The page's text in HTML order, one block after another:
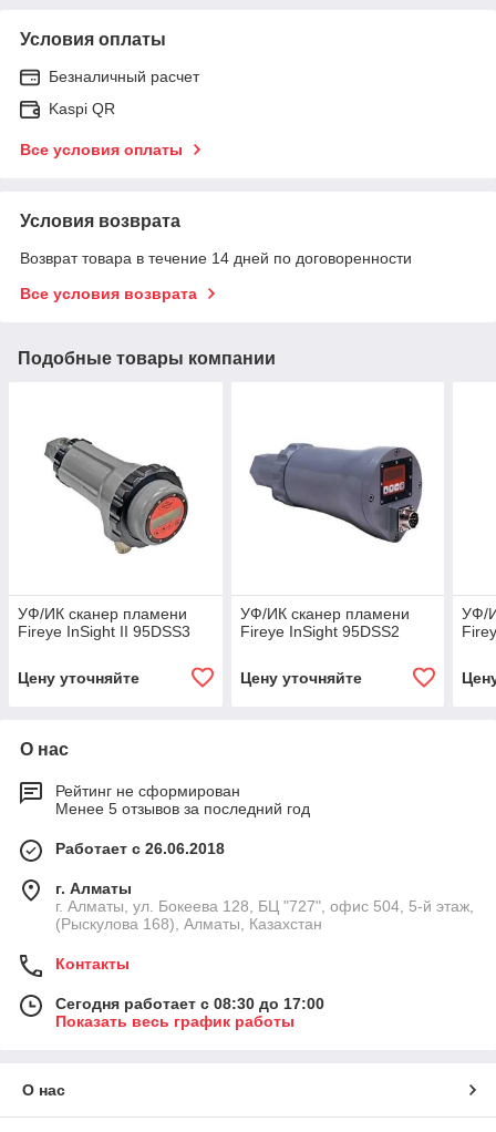
Условия оплаты
Безналичный расчет
Kaspi QR
Все условия оплаты
Условия возврата
Возврат товара в течение 14 дней по договоренности
Все условия возврата
Подобные товары компании
УФ/ИК сканер пламени
Fireye InSight II 95DSS3
Цену уточняйте
УФ/ИК сканер пламени
Fireye InSight 95DSS2
Цену уточняйте
УФ/
О нас
Рейтинг не сформирован
Менее 5 отзывов за последний год
Работает с 26.06.2018
г. Алматы
г. Алматы, ул. Бокеева 128, БЦ "727", офис 504, 5-й этаж,
(Рыскулова 168), Алматы, Казахстан
Контакты
Сегодня работает с 08:30 до 17:00
Показать весь график работы
О нас